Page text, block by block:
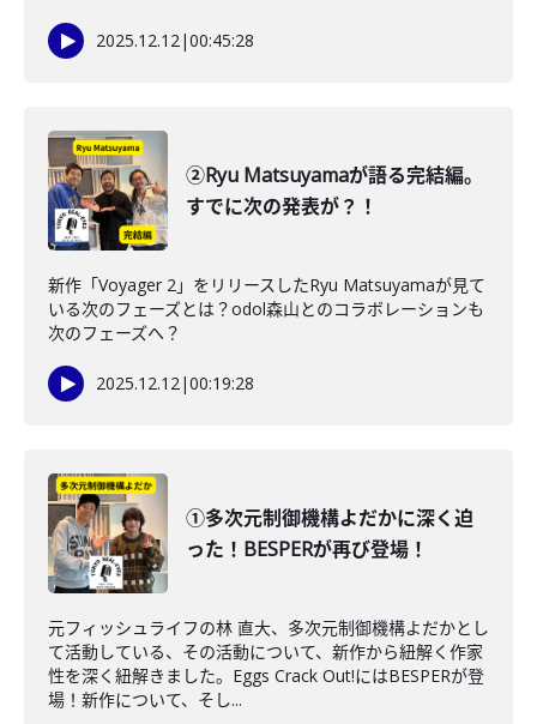
2025.12.12|00:45:28
②Ryu Matsuyamaが語る完結編。
すでに次の発表が？！
新作「Voyager 2」をリリースしたRyu Matsuyamaが見て
いる次のフェーズとは？odol森山とのコラボレーションも
次のフェーズへ？
2025.12.12|00:19:28
①多次元制御機構よだかに深く迫
った！BESPERが再び登場！
元フィッシュライフの林 直大、多次元制御機構よだかとし
て活動している、その活動について、新作から紐解く作家
性を深く紐解きました。Eggs Crack Out!にはBESPERが登
場！新作について、そし...